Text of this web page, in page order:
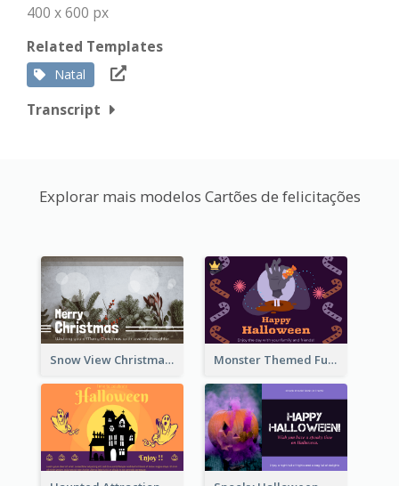
400 x 600 px
Related Templates
Natal
Transcript
Explorar mais modelos Cartões de felicitações
Snow View Christmas Card With Simple Design Monster Themed Fun Halloween Greeting Card